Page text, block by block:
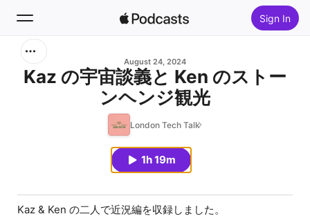
Sign In
August 24, 2024
Kaz の宇宙談義と Ken のストー
ンヘンジ観光
London Tech Talk
1h 19m
Kaz & Ken の二人で近況編を収録しました。